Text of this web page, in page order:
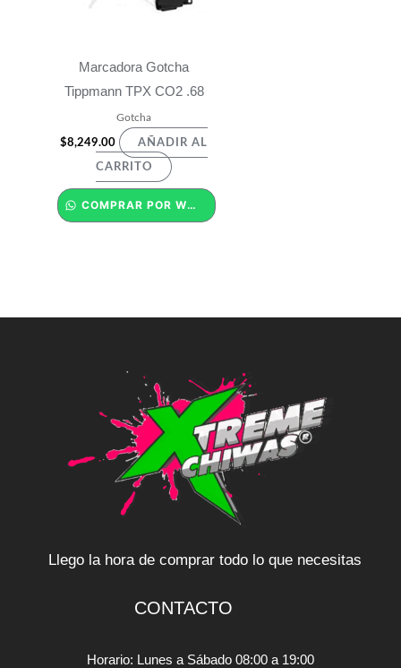
Marcadora Gotcha
Tippmann TPX CO2 .68
Gotcha
$8,249.00 AÑADIR AL
CARRITO
COMPRAR POR WHATSAPP
Llego la hora de comprar todo lo que necesitas
CONTACTO
Horario: Lunes a Sábado 08:00 a 19:00